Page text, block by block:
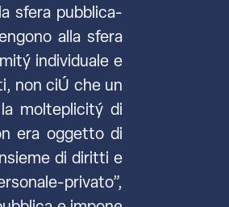
sfera pubblica-
alla sfera
individuale e
non ciÚ che un
molteplicitý di
era oggetto di
di diritti e
privato”,